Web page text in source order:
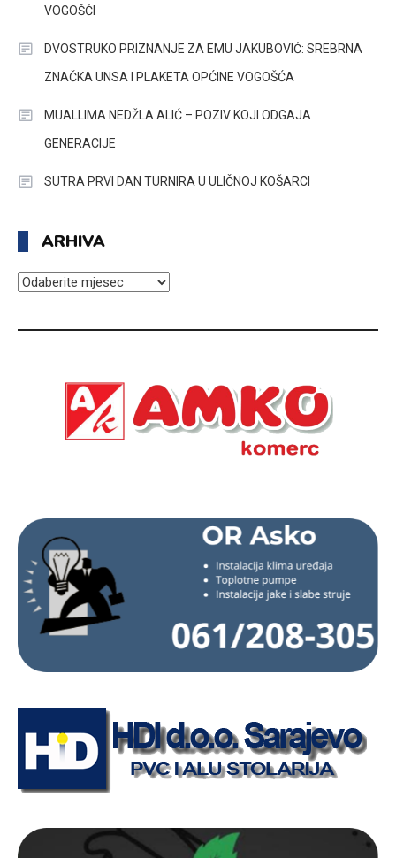
VOGOŠĆI
DVOSTRUKO PRIZNANJE ZA EMU JAKUBOVIĆ: SREBRNA
ZNAČKA UNSA I PLAKETA OPĆINE VOGOŠĆA
MUALLIMA NEDŽLA ALIĆ – POZIV KOJI ODGAJA
GENERACIJE
SUTRA PRVI DAN TURNIRA U ULIČNOJ KOŠARCI
ARHIVA
ARHIVA